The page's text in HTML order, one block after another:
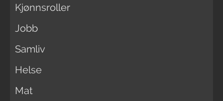
Kjønnsroller
Jobb
Samliv
Helse
Mat